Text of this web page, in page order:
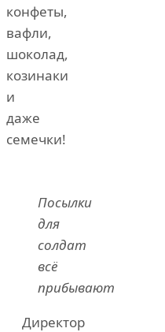
конфеты,
вафли,
шоколад,
козинаки
и
даже
семечки!
Посылки
для
солдат
всё
прибывают
Директор